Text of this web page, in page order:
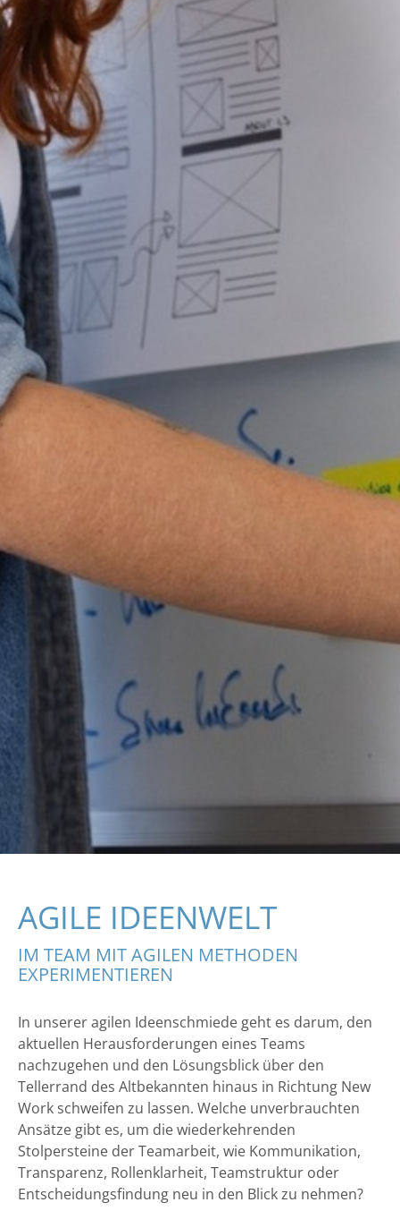
AGILE IDEENWELT
IM TEAM MIT AGILEN METHODEN
EXPERIMENTIEREN
In unserer agilen Ideenschmiede geht es darum, den
aktuellen Herausforderungen eines Teams
nachzugehen und den Lösungsblick über den
Tellerrand des Altbekannten hinaus in Richtung New
Work schweifen zu lassen. Welche unverbrauchten
Ansätze gibt es, um die wiederkehrenden
Stolpersteine der Teamarbeit, wie Kommunikation,
Transparenz, Rollenklarheit, Teamstruktur oder
Entscheidungsfindung neu in den Blick zu nehmen?